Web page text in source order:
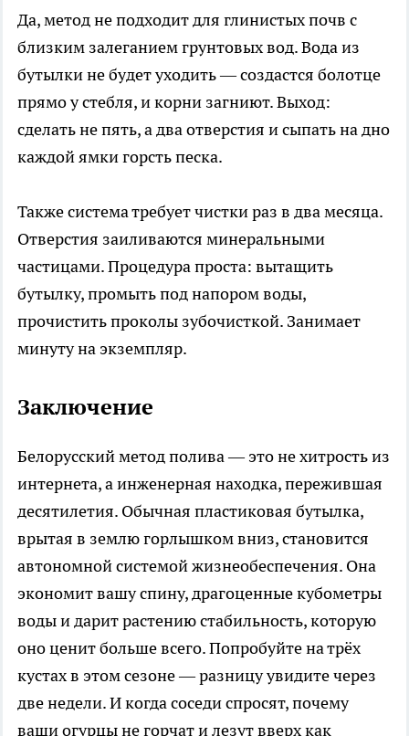
Да, метод не подходит для глинистых почв с
близким залеганием грунтовых вод. Вода из
бутылки не будет уходить — создастся болотце
прямо у стебля, и корни загниют. Выход:
сделать не пять, а два отверстия и сыпать на дно
каждой ямки горсть песка.
Также система требует чистки раз в два месяца.
Отверстия заиливаются минеральными
частицами. Процедура проста: вытащить
бутылку, промыть под напором воды,
прочистить проколы зубочисткой. Занимает
минуту на экземпляр.
Заключение
Белорусский метод полива — это не хитрость из
интернета, а инженерная находка, пережившая
десятилетия. Обычная пластиковая бутылка,
врытая в землю горлышком вниз, становится
автономной системой жизнеобеспечения. Она
экономит вашу спину, драгоценные кубометры
воды и дарит растению стабильность, которую
оно ценит больше всего. Попробуйте на трёх
кустах в этом сезоне — разницу увидите через
две недели. И когда соседи спросят, почему
ваши огурцы не горчат и лезут вверх как